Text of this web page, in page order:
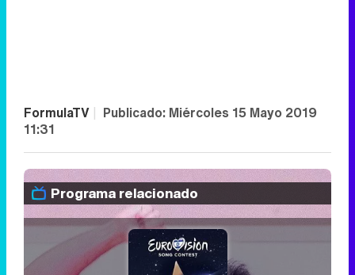
FormulaTV | Publicado: Miércoles 15 Mayo 2019
11:31
Programa relacionado